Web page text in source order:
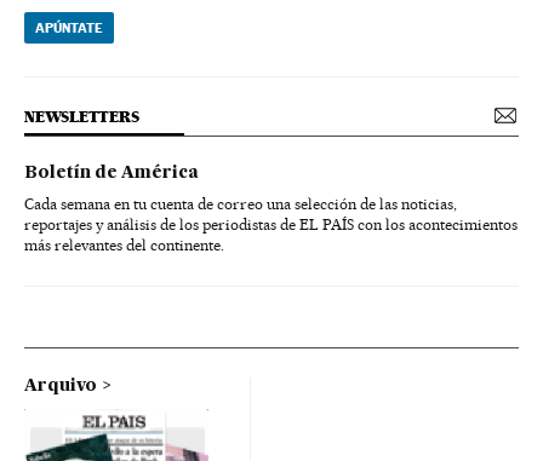
APÚNTATE
NEWSLETTERS
Boletín de América
Cada semana en tu cuenta de correo una selección de las noticias,
reportajes y análisis de los periodistas de EL PAÍS con los acontecimientos
más relevantes del continente.
Arquivo